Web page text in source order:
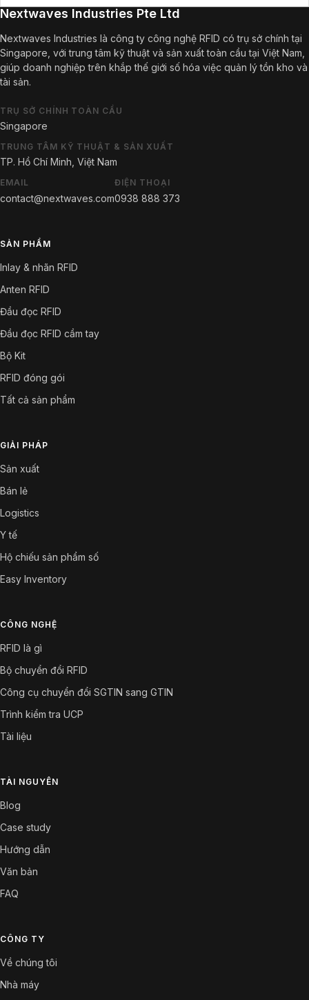
Nextwaves Industries Pte Ltd
Nextwaves Industries là công ty công nghệ RFID có trụ sở chính tại
Singapore, với trung tâm kỹ thuật và sản xuất toàn cầu tại Việt Nam,
giúp doanh nghiệp trên khắp thế giới số hóa việc quản lý tồn kho và
tài sản.
TRỤ SỞ CHÍNH TOÀN CẦU
Singapore
TRUNG TÂM KỸ THUẬT & SẢN XUẤT
TP. Hồ Chí Minh, Việt Nam
EMAIL
contact@nextwaves.com
ĐIỆN THOẠI
0938 888 373
SẢN PHẨM
Inlay & nhãn RFID
Anten RFID
Đầu đọc RFID
Đầu đọc RFID cầm tay
Bộ Kit
RFID đóng gói
Tất cả sản phẩm
GIẢI PHÁP
Sản xuất
Bán lẻ
Logistics
Y tế
Hộ chiếu sản phẩm số
Easy Inventory
CÔNG NGHỆ
RFID là gì
Bộ chuyển đổi RFID
Công cụ chuyển đổi SGTIN sang GTIN
Trình kiểm tra UCP
Tài liệu
TÀI NGUYÊN
Blog
Case study
Hướng dẫn
Văn bản
FAQ
CÔNG TY
Về chúng tôi
Nhà máy